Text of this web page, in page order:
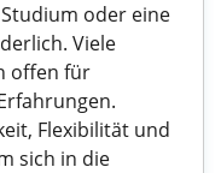
oder eine
Viele
offen für
Flexibilität und
sich in die